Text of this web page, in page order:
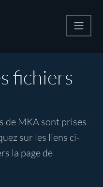
fichiers
de MKA sont prises
sur les liens ci-
la page de